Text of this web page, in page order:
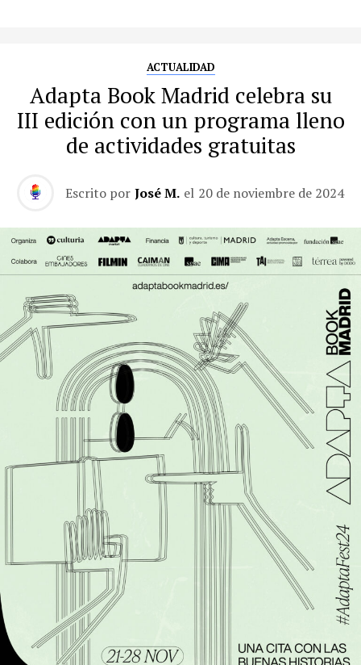
ACTUALIDAD
Adapta Book Madrid celebra su
III edición con un programa lleno
de actividades gratuitas
Escrito por José M. el 20 de noviembre de 2024